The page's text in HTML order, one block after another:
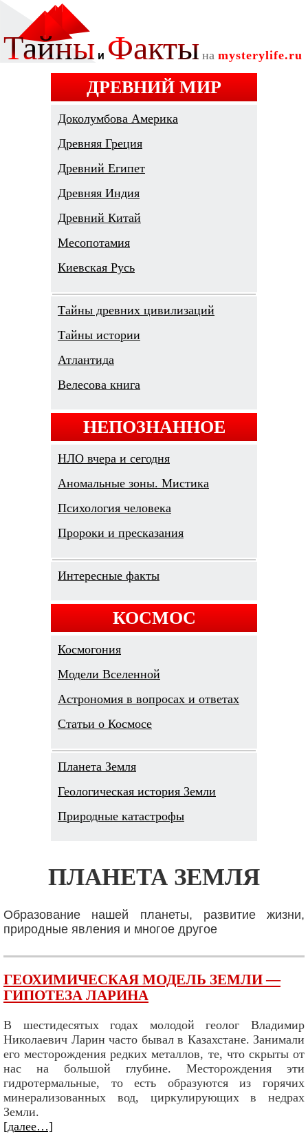
ДРЕВНИЙ МИР
Доколумбова Америка
Древняя Греция
Древний Египет
Древняя Индия
Древний Китай
Месопотамия
Киевская Русь
Тайны древних цивилизаций
Тайны истории
Атлантида
Велесова книга
НЕПОЗНАННОЕ
НЛО вчера и сегодня
Аномальные зоны. Мистика
Психология человека
Пророки и пресказания
Интересные факты
КОСМОС
Космогония
Модели Вселенной
Астрономия в вопросах и ответах
Cтатьи о Космосе
Планета Земля
Геологическая история Земли
Природные катастрофы
ПЛАНЕТА ЗЕМЛЯ
Образование нашей планеты, развитие жизни,
природные явления и многое другое
ГЕОХИМИЧЕСКАЯ МОДЕЛЬ ЗЕМЛИ —
ГИПОТЕЗА ЛАРИНА
В шестидесятых годах молодой геолог Владимир
Николаевич Ларин часто бывал в Казахстане. Занимали
его месторождения редких металлов, те, что скрыты от
нас на большой глубине. Месторождения эти
гидротермальные, то есть образуются из горячих
минерализованных вод, циркулирующих в недрах
Земли.
[далее…]